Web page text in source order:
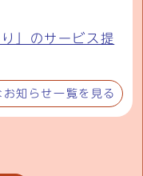
」のサービス提
お知らせ一覧を見る